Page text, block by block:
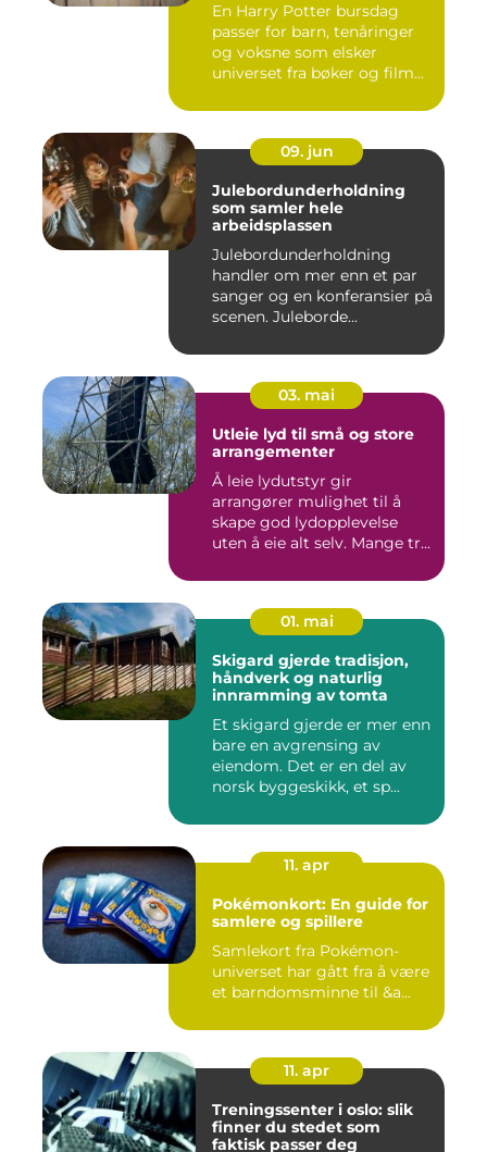
En Harry Potter bursdag
passer for barn, tenåringer
og voksne som elsker
universet fra bøker og film...
09. jun
Julebordunderholdning
som samler hele
arbeidsplassen
Julebordunderholdning
handler om mer enn et par
sanger og en konferansier på
scenen. Juleborde...
03. mai
Utleie lyd til små og store
arrangementer
Å leie lydutstyr gir
arrangører mulighet til å
skape god lydopplevelse
uten å eie alt selv. Mange tr...
01. mai
Skigard gjerde tradisjon,
håndverk og naturlig
innramming av tomta
Et skigard gjerde er mer enn
bare en avgrensing av
eiendom. Det er en del av
norsk byggeskikk, et sp...
11. apr
Pokémonkort: En guide for
samlere og spillere
Samlekort fra Pokémon-
universet har gått fra å være
et barndomsminne til &a...
11. apr
Treningssenter i oslo: slik
finner du stedet som
faktisk passer deg